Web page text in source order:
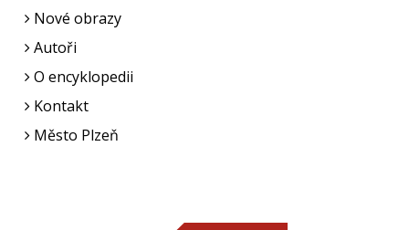
Nové obrazy
Autoři
O encyklopedii
Kontakt
Město Plzeň